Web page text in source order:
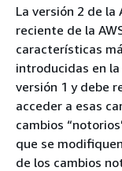
La versión 2 de la
reciente de la
características
introducidas en
versión 1 y debe
acceder a esas
cambios
que se
de los cambios